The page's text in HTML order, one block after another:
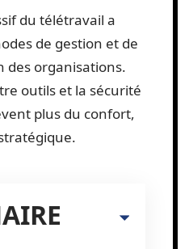
du télétravail a
de gestion et de
des organisations.
outils et la sécurité
plus du confort,